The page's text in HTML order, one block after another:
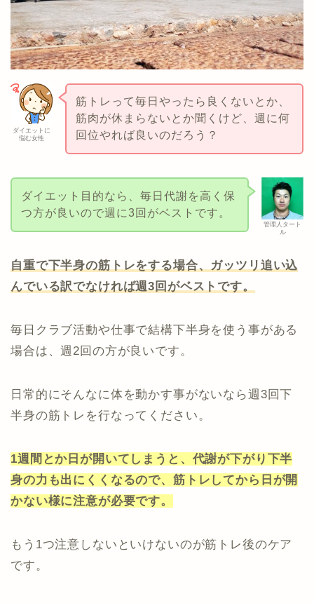
ダイエットに
悩む女性
筋トレって毎日やったら良くないとか、
筋肉が休まらないとか聞くけど、週に何
回位やれば良いのだろう？
管理人タート
ル
ダイエット目的なら、毎日代謝を高く保
つ方が良いので週に3回がベストです。
自重で下半身の筋トレをする場合、ガッツリ追い込
んでいる訳でなければ週3回がベストです。
毎日クラブ活動や仕事で結構下半身を使う事がある
場合は、週2回の方が良いです。
日常的にそんなに体を動かす事がないなら週3回下
半身の筋トレを行なってください。
1週間とか日が開いてしまうと、代謝が下がり下半
身の力も出にくくなるので、筋トレしてから日が開
かない様に注意が必要です。
もう1つ注意しないといけないのが筋トレ後のケア
です。